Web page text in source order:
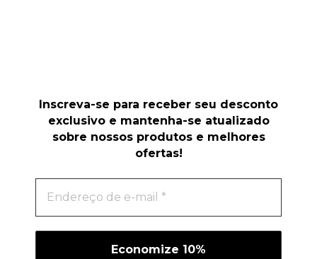
Inscreva-se para receber seu desconto
exclusivo e mantenha-se atualizado
sobre nossos produtos e melhores
ofertas!